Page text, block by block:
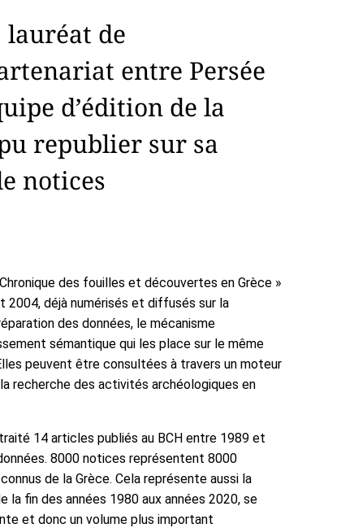
lauréat de
entre Persée
d’édition de la
republier sur sa
notices
des fouilles et découvertes en Grèce »
2004, déjà numérisés et diffusés sur la
des données, le mécanisme
sémantique qui les place sur le même
peuvent être consultées à travers un moteur
recherche des activités archéologiques en
14 articles publiés au BCH entre 1989 et
8000 notices représentent 8000
de la Grèce. Cela représente aussi la
fin des années 1980 aux années 2020, se
et donc un volume plus important